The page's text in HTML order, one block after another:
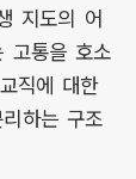
지도의 어
고통을 호소
직에 대한
하는 구조